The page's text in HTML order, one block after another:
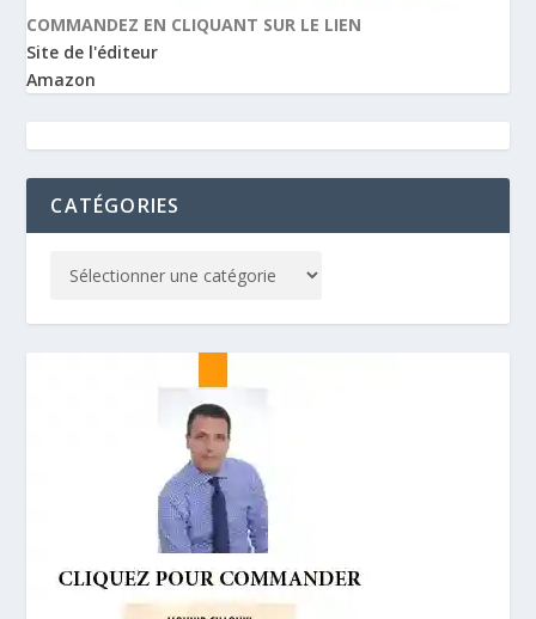
COMMANDEZ EN CLIQUANT SUR LE LIEN
Site de l'éditeur
Amazon
CATÉGORIES